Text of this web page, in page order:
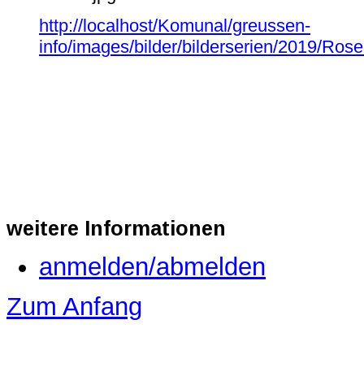
http://localhost/Komunal/greussen-
info/images/bilder/bilderserien/2019/
weitere Informationen
anmelden/abmelden
Zum Anfang